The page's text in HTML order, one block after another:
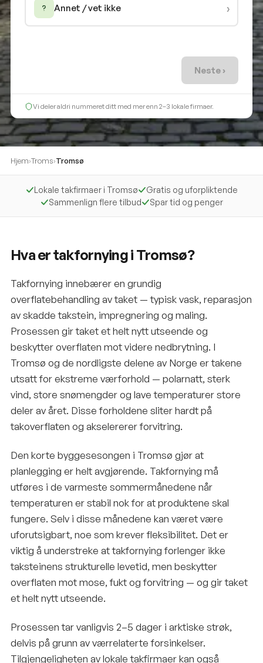
Annet / vet ikke ›
Neste ›
Vi deler aldri nummeret ditt med mer enn 2–3 lokale firmaer.
Hjem›Troms›Tromsø
Lokale takfirmaer i Tromsø
Gratis og uforpliktende
Sammenlign flere tilbud
Spar tid og penger
Hva er takfornying i Tromsø?
Takfornying innebærer en grundig
overflatebehandling av taket — typisk vask, reparasjon
av skadde takstein, impregnering og maling.
Prosessen gir taket et helt nytt utseende og
beskytter overflaten mot videre nedbrytning. I
Tromsø og de nordligste delene av Norge er takene
utsatt for ekstreme værforhold — polarnatt, sterk
vind, store snømengder og lave temperaturer store
deler av året. Disse forholdene sliter hardt på
takoverflaten og akselererer forvitring.
Den korte byggesesongen i Tromsø gjør at
planlegging er helt avgjørende. Takfornying må
utføres i de varmeste sommermånedene når
temperaturen er stabil nok for at produktene skal
fungere. Selv i disse månedene kan været være
uforutsigbart, noe som krever fleksibilitet. Det er
viktig å understreke at takfornying forlenger ikke
taksteinens strukturelle levetid, men beskytter
overflaten mot mose, fukt og forvitring — og gir taket
et helt nytt utseende.
Prosessen tar vanligvis 2–5 dager i arktiske strøk,
delvis på grunn av værrelaterte forsinkelser.
Tilgjengeligheten av lokale takfirmaer kan også